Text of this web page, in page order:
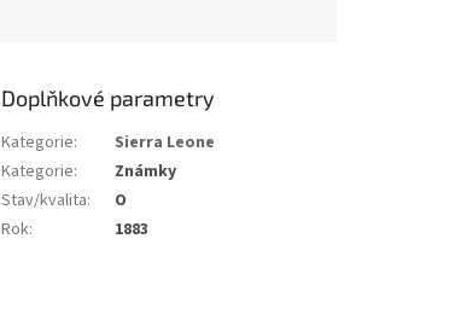
Doplňkové parametry
Kategorie:
Sierra Leone
Kategorie:
Známky
Stav/kvalita:
O
Rok: 1883